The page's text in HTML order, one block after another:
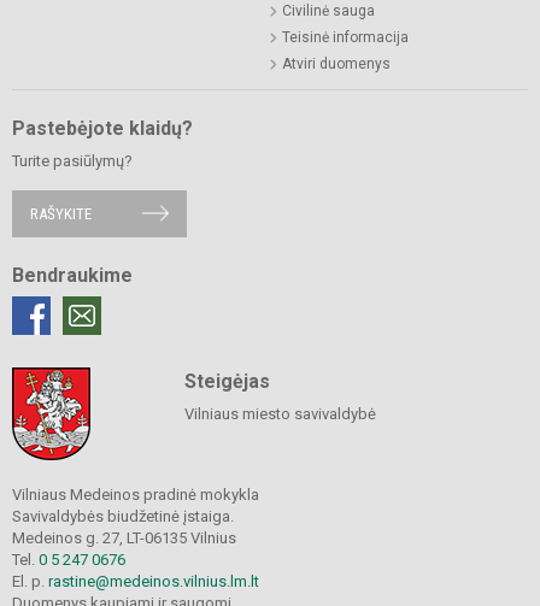
Civilinė sauga
Teisinė informacija
Atviri duomenys
Pastebėjote klaidų?
Turite pasiūlymų?
RAŠYKITE
Bendraukime
Steigėjas
Vilniaus miesto savivaldybė
Vilniaus Medeinos pradinė mokykla
Savivaldybės biudžetinė įstaiga.
Medeinos g. 27, LT-06135 Vilnius
Tel. 0 5 247 0676
El. p. rastine@medeinos.vilnius.lm.lt